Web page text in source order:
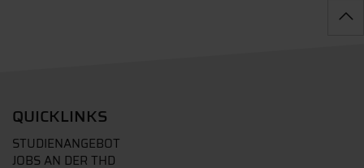
QUICKLINKS
STUDIENANGEBOT
JOBS AN DER THD